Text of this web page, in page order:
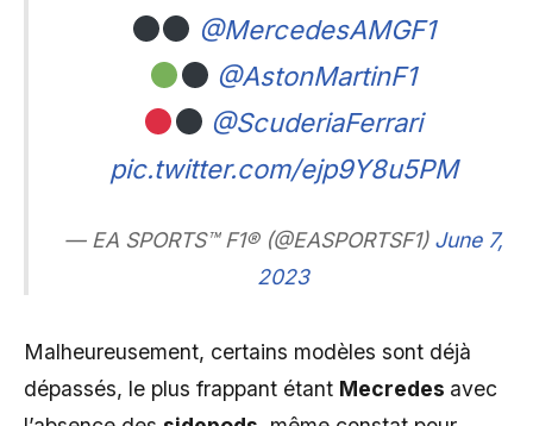
@MercedesAMGF1
@AstonMartinF1
@ScuderiaFerrari
pic.twitter.com/ejp9Y8u5PM
— EA SPORTS™ F1® (@EASPORTSF1) June 7,
2023
Malheureusement, certains modèles sont déjà
dépassés, le plus frappant étant Mecredes avec